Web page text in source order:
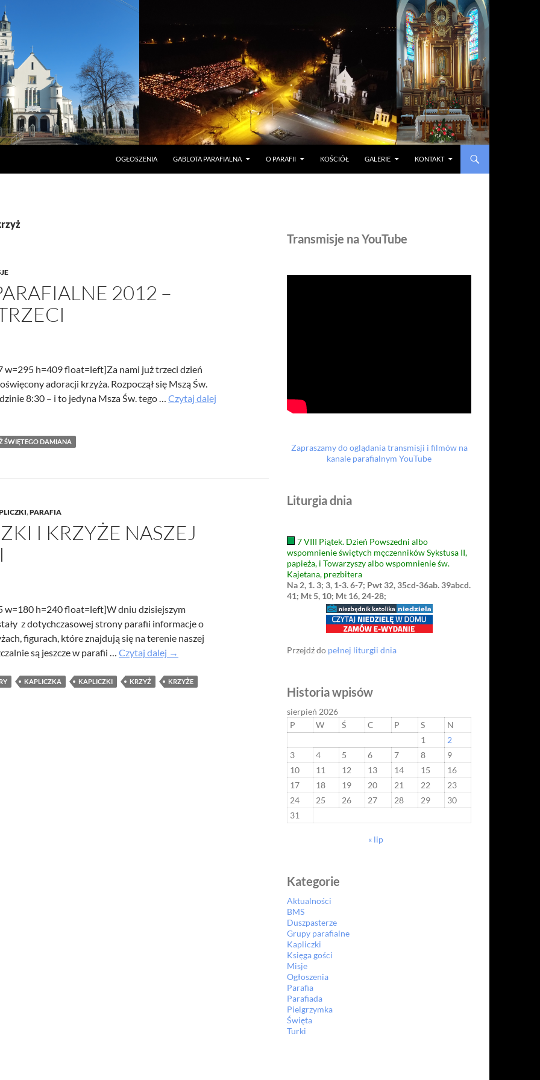
OGŁOSZENIA
GABLOTA PARAFIALNA O PARAFII KOŚCIÓŁ GALERIE KONTAKT
2012 –
w=295 h=409 float=left]Za nami już trzeci dzień
adoracji krzyża. Rozpoczął się Mszą Św.
8:30 – i to jedyna Msza Św. tego … Czytaj dalej
ŚWIĘTEGO DAMIANA
,PARAFIA
I KRZYŻE NASZEJ
w=180 h=240 float=left]W dniu dzisiejszym
z dotychczasowej strony parafii informacje o
figurach, które znajdują się na terenie naszej
są jeszcze w parafii … Czytaj dalej Kapliczki
krzyże
→
KAPLICZKA KAPLICZKI KRZYŻ KRZYŻE
Transmisje na YouTube
Zapraszamy do oglądania transmisji i filmów na
kanale parafialnym YouTube
Liturgia dnia
7 VIII Piątek. Dzień Powszedni albo
wspomnienie świętych męczenników Sykstusa II,
papieża, i Towarzyszy albo wspomnienie św.
Kajetana, prezbitera
Na 2, 1. 3; 3, 1-3. 6-7; Pwt 32, 35cd-36ab. 39abcd.
41; Mt 5, 10; Mt 16, 24-28;
Przejdź do pełnej liturgii dnia
Historia wpisów
sierpień 2026
P
W Ś C P S
N
1
2
3
4 5 6 7 8
9
10
11 12 13 14 15
16
17
18 19 20 21 22
23
24
25 26 27 28 29
30
31
« lip
Kategorie
Aktualności
BMS
Duszpasterze
Grupy parafialne
Kapliczki
Księga gości
Misje
Ogłoszenia
Parafia
Parafiada
Pielgrzymka
Święta
Turki